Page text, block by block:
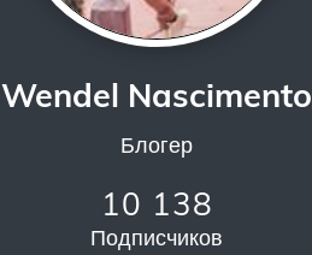
Wendel Nascimento
Блогер
10 138
Подписчиков